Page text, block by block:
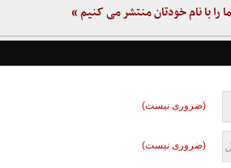
را با نام خودتان منتشر می کنیم »
(ضروری نیست)
(ضروری نیست)